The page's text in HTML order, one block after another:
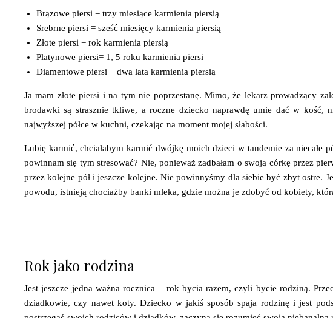
Brązowe piersi = trzy miesiące karmienia piersią
Srebrne piersi = sześć miesięcy karmienia piersią
Złote piersi = rok karmienia piersią
Platynowe piersi= 1, 5 roku karmienia piersi
Diamentowe piersi = dwa lata karmienia piersią
Ja mam złote piersi i na tym nie poprzestanę. Mimo, że lekarz prowadzący
brodawki są strasznie tkliwe, a roczne dziecko naprawdę umie dać w
najwyższej półce w kuchni, czekając na moment mojej słabości.
Lubię karmić, chciałabym karmić dwójkę moich dzieci w tandemie za
powinnam się tym stresować? Nie, ponieważ zadbałam o swoją córkę przez
przez kolejne pół i jeszcze kolejne. Nie powinnyśmy dla siebie być zbyt ostre.
powodu, istnieją chociażby banki mleka, gdzie można je zdobyć od kobiety,
Rok jako rodzina
Jest jeszcze jedna ważna rocznica – rok bycia razem, czyli bycie rodziną.
dziadkowie, czy nawet koty. Dziecko w jakiś sposób spaja rodzinę i jest